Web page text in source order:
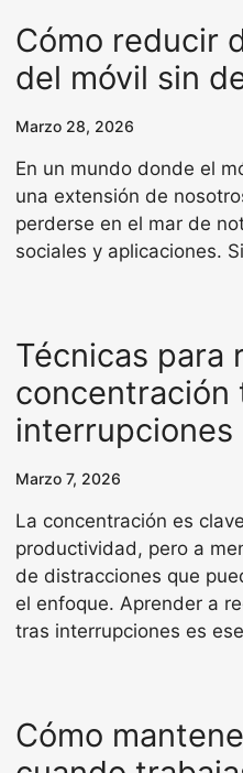
Cómo reducir
del móvil sin
Marzo 28, 2026
En un mundo donde el
una extensión de
perderse en el mar de
sociales y aplicaciones.
Técnicas para
concentración
interrupciones
Marzo 7, 2026
La concentración es
productividad, pero a
de distracciones que
el enfoque. Aprender a
tras interrupciones es
Cómo